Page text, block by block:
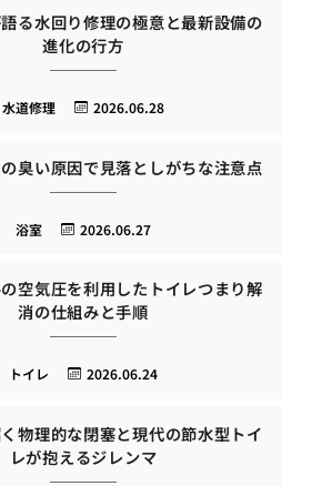
る水回り修理の極意と最新設備の
進化の行方
2026.06.28
水道修理
臭い原因で見落としがちな注意点
2026.06.27
浴室
空気圧を利用したトイレつまり解
消の仕組みと手順
2026.06.24
トイレ
物理的な閉塞と現代の節水型トイ
レが抱えるジレンマ